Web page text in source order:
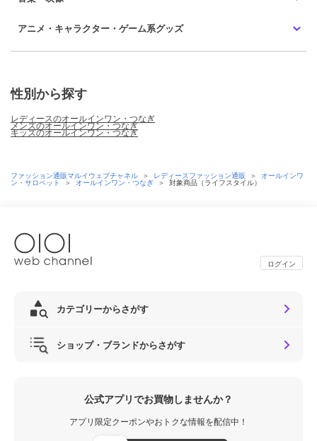
アニメ・キャラクター・ゲーム系グッズ
性別から探す
レディースのオールインワン・つなぎ
メンズのオールインワン・つなぎ
キッズのオールインワン・つなぎ
ファッション通販マルイウェブチャネル ＞ レディースファッション通販 ＞
オールインワ
ン・サロペット ＞ オールインワン・つなぎ ＞ 対象商品（ライフスタイル）
ログイン
カテゴリーからさがす
ショップ・ブランドからさがす
公式アプリでお買物しませんか？
アプリ限定クーポンやおトクな情報を配信中！